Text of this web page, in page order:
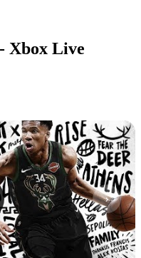
Xbox Live